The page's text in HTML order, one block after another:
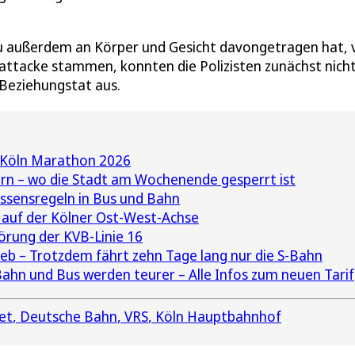
an Körper und Gesicht davongetragen hat,
stammen, konnten die Polizisten zunächst nicht
aus.
Marathon 2026
– wo die Stadt am Wochenende gesperrt ist
in Bus und Bahn
der Kölner Ost-West-Achse
der KVB-Linie 16
– Trotzdem fährt zehn Tage lang nur die S-Bahn
und Bus werden teurer – Alle Infos zum neuen Tarif
Deutsche Bahn VRS Köln Hauptbahnhof